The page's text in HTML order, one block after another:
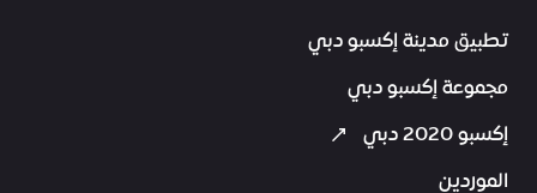
تطبيق مدينة إكسبو دبي
مجموعة إكسبو دبي
إكسبو 2020 دبي
الموردين